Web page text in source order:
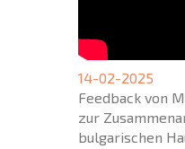
14-02-2025
Feedback von
zur
bulgarischen